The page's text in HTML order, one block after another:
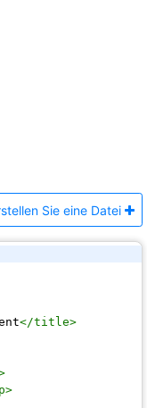
Sie eine Datei
</title>
p>